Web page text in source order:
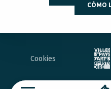
CÓMO
Cookies